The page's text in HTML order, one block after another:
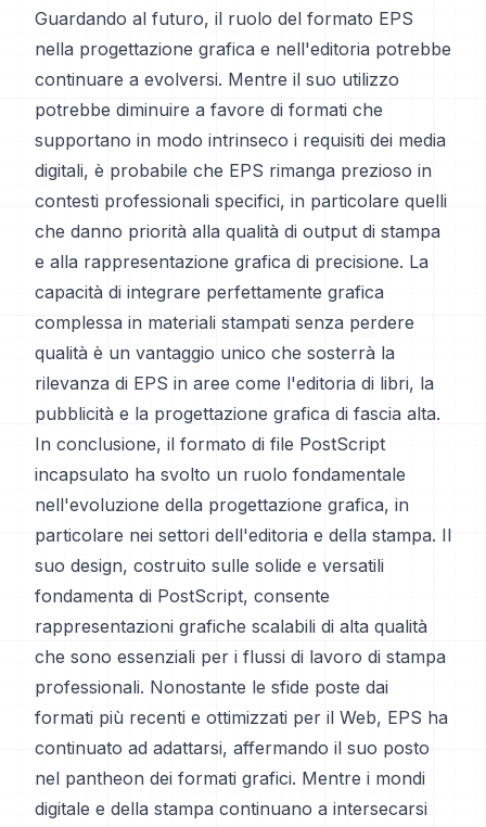
Guardando al futuro, il ruolo del formato EPS
nella progettazione grafica e nell'editoria potrebbe
continuare a evolversi. Mentre il suo utilizzo
potrebbe diminuire a favore di formati che
supportano in modo intrinseco i requisiti dei media
digitali, è probabile che EPS rimanga prezioso in
contesti professionali specifici, in particolare quelli
che danno priorità alla qualità di output di stampa
e alla rappresentazione grafica di precisione. La
capacità di integrare perfettamente grafica
complessa in materiali stampati senza perdere
qualità è un vantaggio unico che sosterrà la
rilevanza di EPS in aree come l'editoria di libri, la
pubblicità e la progettazione grafica di fascia alta.
In conclusione, il formato di file PostScript
incapsulato ha svolto un ruolo fondamentale
nell'evoluzione della progettazione grafica, in
particolare nei settori dell'editoria e della stampa. Il
suo design, costruito sulle solide e versatili
fondamenta di PostScript, consente
rappresentazioni grafiche scalabili di alta qualità
che sono essenziali per i flussi di lavoro di stampa
professionali. Nonostante le sfide poste dai
formati più recenti e ottimizzati per il Web, EPS ha
continuato ad adattarsi, affermando il suo posto
nel pantheon dei formati grafici. Mentre i mondi
digitale e della stampa continuano a intersecarsi